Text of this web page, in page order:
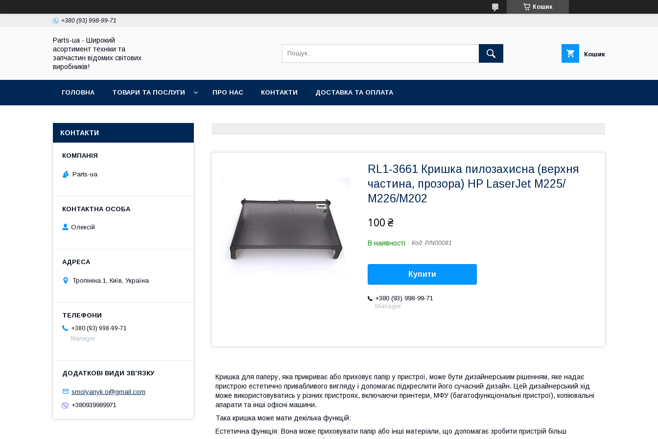
Кошик
+380 (93) 998-99-71
Parts-ua - Широкий
асортимент техніки та
запчастин відомих світових
виробників!
Кошик
ГОЛОВНА ТОВАРИ ТА ПОСЛУГИ ПРО НАС КОНТАКТИ ДОСТАВКА ТА ОПЛАТА
RL1-3661 Кришка пилозахисна (верхня
частина, прозора) HP LaserJet М225/
М226/М202
100 ₴
В наявності Код: P/N00081
Купити
+380 (93) 998-99-71
Мanager
Кришка для паперу, яка прикриває або приховує папір у пристрої, може бути дизайнерським рішенням, яке надає
пристрою естетично привабливого вигляду і допомагає підкреслити його сучасний дизайн. Цей дизайнерський хід
може використовуватись у різних пристроях, включаючи принтери, МФУ (багатофункціональні пристрої), копіювальні
апарати та інші офісні машини.
Така кришка може мати декілька функцій:
Естетична функція: Вона може приховувати папір або інші матеріали, що допомагає зробити пристрій більш
КОНТАКТИ
Parts-ua
Олексій
Тропініна 1, Київ, Україна
+380 (93) 998-99-71
Мanager
smolyanyk.o@gmail.com
+380939989971